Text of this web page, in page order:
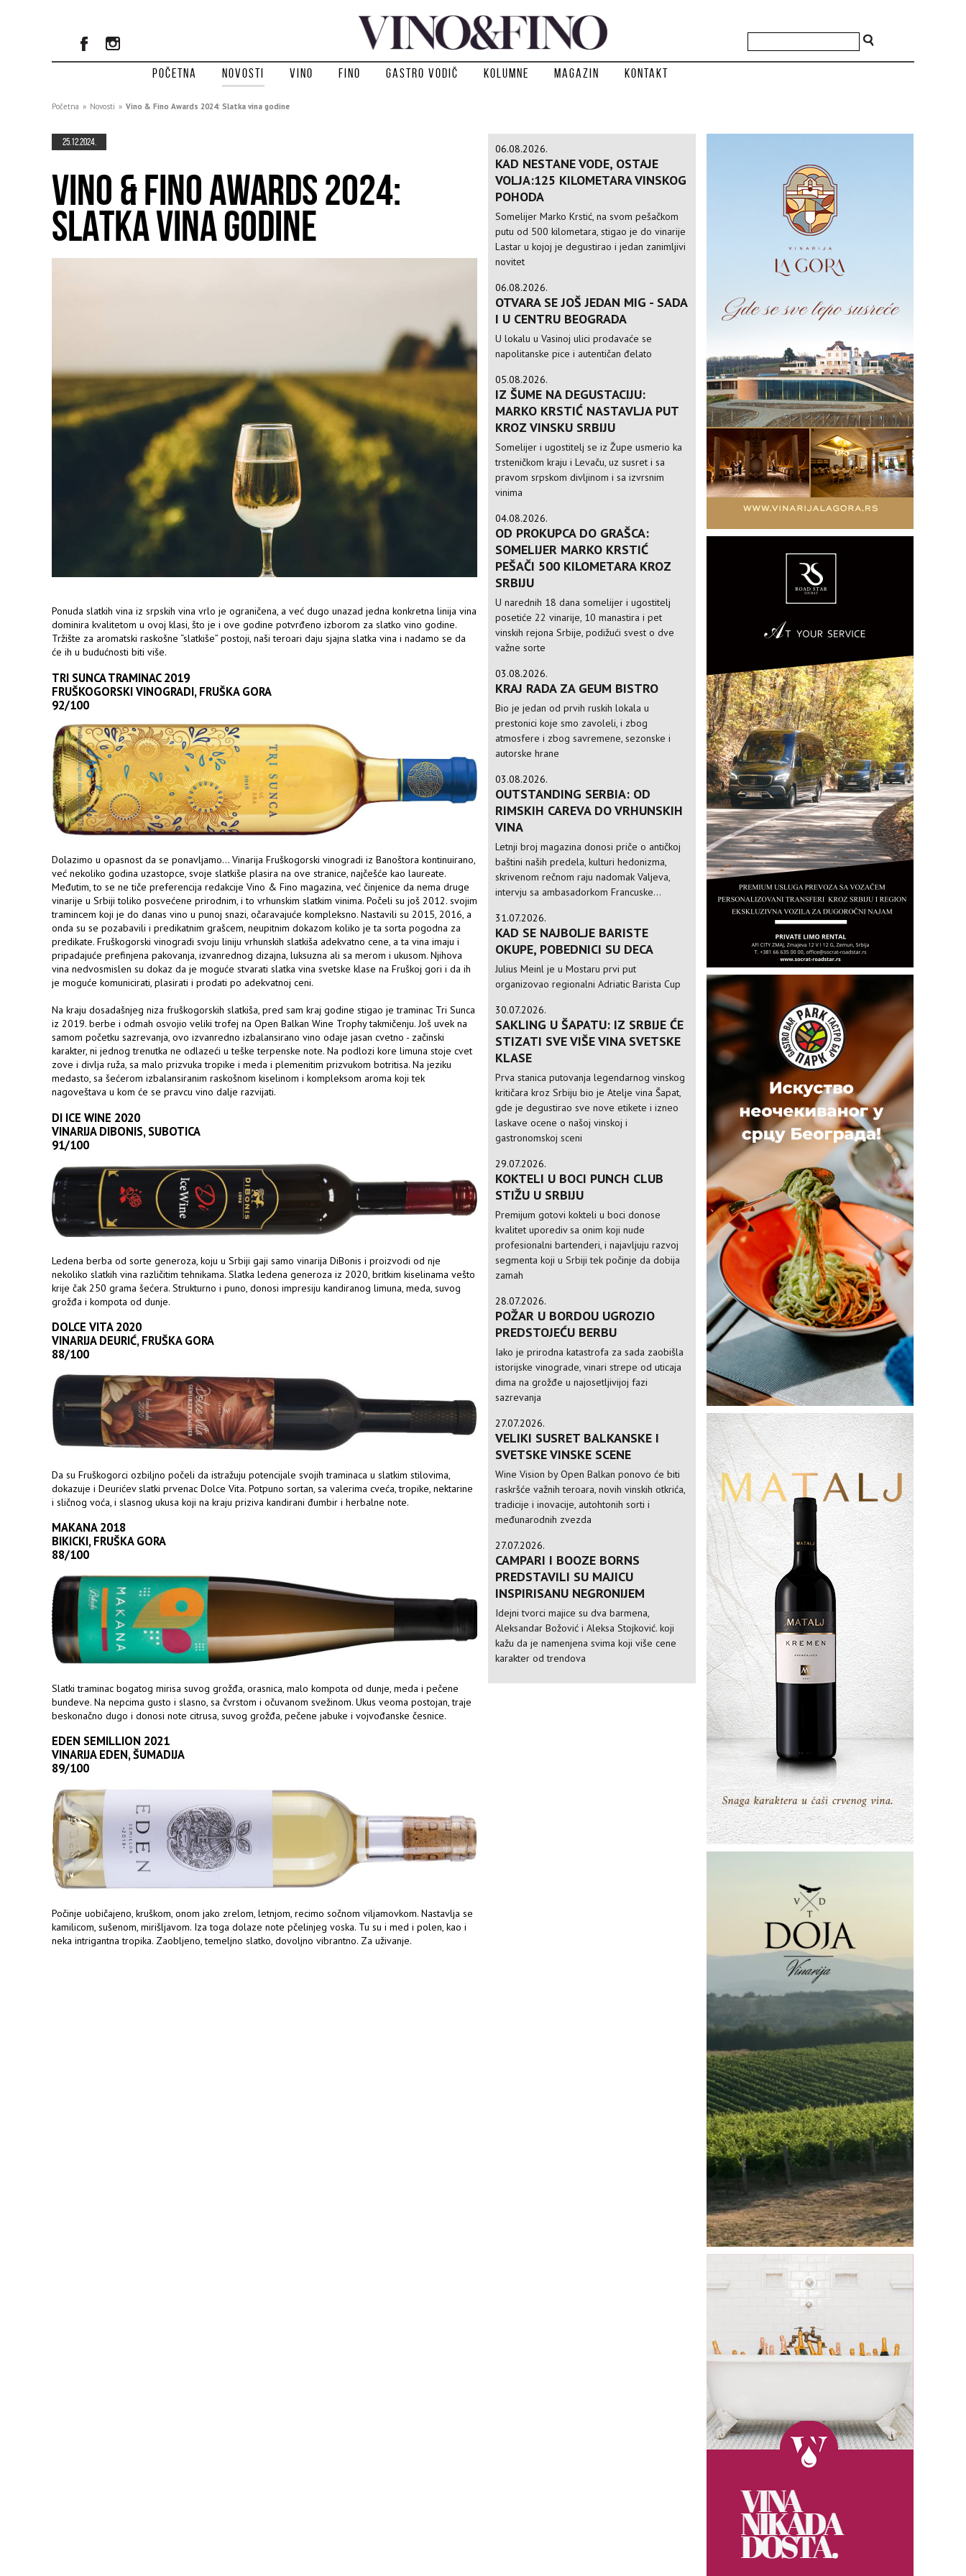
Početna Novosti Vino Fino Gastro vodič Kolumne Magazin Kontakt
Početna » Novosti » Vino & Fino Awards 2024: Slatka vina godine
25.12.2024.
VINO & FINO AWARDS 2024:
SLATKA VINA GODINE
Ponuda slatkih vina iz srpskih vina vrlo je ograničena, a već dugo unazad jedna konkretna linija vina
dominira kvalitetom u ovoj klasi, što je i ove godine potvrđeno izborom za slatko vino godine.
Tržište za aromatski raskošne “slatkiše” postoji, naši teroari daju sjajna slatka vina i nadamo se da
će ih u budućnosti biti više.
TRI SUNCA TRAMINAC 2019
FRUŠKOGORSKI VINOGRADI, FRUŠKA GORA
92/100
Dolazimo u opasnost da se ponavljamo... Vinarija Fruškogorski vinogradi iz Banoštora kontinuirano,
već nekoliko godina uzastopce, svoje slatkiše plasira na ove stranice, najčešće kao laureate.
Međutim, to se ne tiče preferencija redakcije Vino & Fino magazina, već činjenice da nema druge
vinarije u Srbiji toliko posvećene prirodnim, i to vrhunskim slatkim vinima. Počeli su još 2012. svojim
tramincem koji je do danas vino u punoj snazi, očaravajuće kompleksno. Nastavili su 2015, 2016, a
onda su se pozabavili i predikatnim grašcem, neupitnim dokazom koliko je ta sorta pogodna za
predikate. Fruškogorski vinogradi svoju liniju vrhunskih slatkiša adekvatno cene, a ta vina imaju i
pripadajuće prefinjena pakovanja, izvanrednog dizajna, luksuzna ali sa merom i ukusom. Njihova
vina nedvosmislen su dokaz da je moguće stvarati slatka vina svetske klase na Fruškoj gori i da ih
je moguće komunicirati, plasirati i prodati po adekvatnoj ceni.
Na kraju dosadašnjeg niza fruškogorskih slatkiša, pred sam kraj godine stigao je traminac Tri Sunca
iz 2019. berbe i odmah osvojio veliki trofej na Open Balkan Wine Trophy takmičenju. Još uvek na
samom početku sazrevanja, ovo izvanredno izbalansirano vino odaje jasan cvetno - začinski
karakter, ni jednog trenutka ne odlazeći u teške terpenske note. Na podlozi kore limuna stoje cvet
zove i divlja ruža, sa malo prizvuka tropike i meda i plemenitim prizvukom botritisa. Na jeziku
medasto, sa šećerom izbalansiranim raskošnom kiselinom i kompleksom aroma koji tek
nagoveštava u kom će se pravcu vino dalje razvijati.
DI ICE WINE 2020
VINARIJA DIBONIS, SUBOTICA
91/100
Ledena berba od sorte generoza, koju u Srbiji gaji samo vinarija DiBonis i proizvodi od nje
nekoliko slatkih vina različitim tehnikama. Slatka ledena generoza iz 2020, britkim kiselinama vešto
krije čak 250 grama šećera. Strukturno i puno, donosi impresiju kandiranog limuna, meda, suvog
grožđa i kompota od dunje.
DOLCE VITA 2020
VINARIJA DEURIĆ, FRUŠKA GORA
88/100
Da su Fruškogorci ozbiljno počeli da istražuju potencijale svojih traminaca u slatkim stilovima,
dokazuje i Deurićev slatki prvenac Dolce Vita. Potpuno sortan, sa valerima cveća, tropike, nektarine
i sličnog voća, i slasnog ukusa koji na kraju priziva kandirani đumbir i herbalne note.
MAKANA 2018
BIKICKI, FRUŠKA GORA
88/100
Slatki traminac bogatog mirisa suvog grožđa, orasnica, malo kompota od dunje, meda i pečene
bundeve. Na nepcima gusto i slasno, sa čvrstom i očuvanom svežinom. Ukus veoma postojan, traje
beskonačno dugo i donosi note citrusa, suvog grožđa, pečene jabuke i vojvođanske česnice.
EDEN SEMILLION 2021
VINARIJA EDEN, ŠUMADIJA
89/100
Počinje uobičajeno, kruškom, onom jako zrelom, letnjom, recimo sočnom viljamovkom. Nastavlja se
kamilicom, sušenom, mirišljavom. Iza toga dolaze note pčelinjeg voska. Tu su i med i polen, kao i
neka intrigantna tropika. Zaobljeno, temeljno slatko, dovoljno vibrantno. Za uživanje.
06.08.2026.
KAD NESTANE VODE, OSTAJE
VOLJA:125 KILOMETARA VINSKOG
POHODA
Somelijer Marko Krstić, na svom pešačkom
putu od 500 kilometara, stigao je do vinarije
Lastar u kojoj je degustirao i jedan zanimljivi
novitet
06.08.2026.
OTVARA SE JOŠ JEDAN MIG - SADA
I U CENTRU BEOGRADA
U lokalu u Vasinoj ulici prodavaće se
napolitanske pice i autentičan đelato
05.08.2026.
IZ ŠUME NA DEGUSTACIJU:
MARKO KRSTIĆ NASTAVLJA PUT
KROZ VINSKU SRBIJU
Somelijer i ugostitelj se iz Župe usmerio ka
trsteničkom kraju i Levaču, uz susret i sa
pravom srpskom divljinom i sa izvrsnim
vinima
04.08.2026.
OD PROKUPCA DO GRAŠCA:
SOMELIJER MARKO KRSTIĆ
PEŠAČI 500 KILOMETARA KROZ
SRBIJU
U narednih 18 dana somelijer i ugostitelj
posetiće 22 vinarije, 10 manastira i pet
vinskih rejona Srbije, podižući svest o dve
važne sorte
03.08.2026.
KRAJ RADA ZA GEUM BISTRO
Bio je jedan od prvih ruskih lokala u
prestonici koje smo zavoleli, i zbog
atmosfere i zbog savremene, sezonske i
autorske hrane
03.08.2026.
OUTSTANDING SERBIA: OD
RIMSKIH CAREVA DO VRHUNSKIH
VINA
Letnji broj magazina donosi priče o antičkoj
baštini naših predela, kulturi hedonizma,
skrivenom rečnom raju nadomak Valjeva,
intervju sa ambasadorkom Francuske...
31.07.2026.
KAD SE NAJBOLJE BARISTE
OKUPE, POBEDNICI SU DECA
Julius Meinl je u Mostaru prvi put
organizovao regionalni Adriatic Barista Cup
30.07.2026.
SAKLING U ŠAPATU: IZ SRBIJE ĆE
STIZATI SVE VIŠE VINA SVETSKE
KLASE
Prva stanica putovanja legendarnog vinskog
kritičara kroz Srbiju bio je Atelje vina Šapat,
gde je degustirao sve nove etikete i izneo
laskave ocene o našoj vinskoj i
gastronomskoj sceni
29.07.2026.
KOKTELI U BOCI PUNCH CLUB
STIŽU U SRBIJU
Premijum gotovi kokteli u boci donose
kvalitet uporediv sa onim koji nude
profesionalni bartenderi, i najavljuju razvoj
segmenta koji u Srbiji tek počinje da dobija
zamah
28.07.2026.
POŽAR U BORDOU UGROZIO
PREDSTOJEĆU BERBU
Iako je prirodna katastrofa za sada zaobišla
istorijske vinograde, vinari strepe od uticaja
dima na grožđe u najosetljivijoj fazi
sazrevanja
27.07.2026.
VELIKI SUSRET BALKANSKE I
SVETSKE VINSKE SCENE
Wine Vision by Open Balkan ponovo će biti
raskršće važnih teroara, novih vinskih otkrića,
tradicije i inovacije, autohtonih sorti i
međunarodnih zvezda
27.07.2026.
CAMPARI I BOOZE BORNS
PREDSTAVILI SU MAJICU
INSPIRISANU NEGRONIJEM
Idejni tvorci majice su dva barmena,
Aleksandar Božović i Aleksa Stojković. koji
kažu da je namenjena svima koji više cene
karakter od trendova